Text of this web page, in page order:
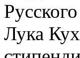
Лука